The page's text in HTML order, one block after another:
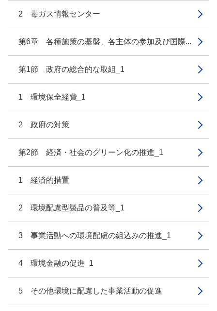
2 毒ガス情報センター
第6章 各種施策の基盤、各主体の参加及び国際...
第1節 政府の総合的な取組_1
1 環境保全経費_1
2 政府の対策
第2節 経済・社会のグリーン化の推進_1
1 経済的措置
2 環境配慮型製品の普及等_1
3 事業活動への環境配慮の組込みの推進_1
4 環境金融の促進_1
5 その他環境に配慮した事業活動の促進